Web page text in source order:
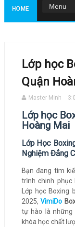
HOME
Lớp học
Quận
Master Minh
Lớp học
Hoàng Mai
Lớp Học
Nghiệm Đẳng
Bạn đang tìm
trình chinh phục
Lớp học Boxing
2025,VimiDo
tự hào là những
khóa học chất